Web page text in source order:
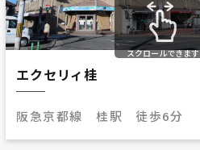
エクセリィ桂
阪急京都線 桂駅 徒歩6分
スクロールできます